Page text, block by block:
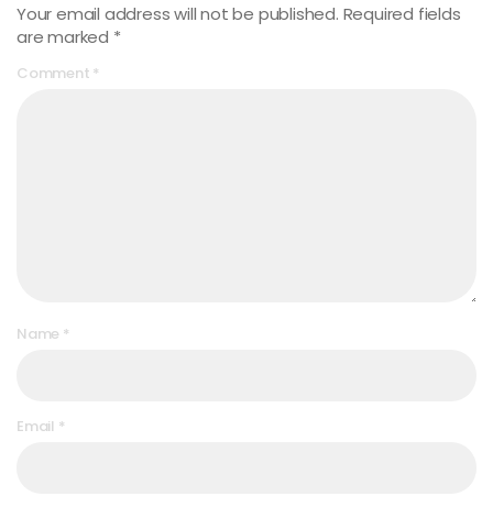
Your email address will not be published. Required fields
are marked *
Comment *
Name *
Email *